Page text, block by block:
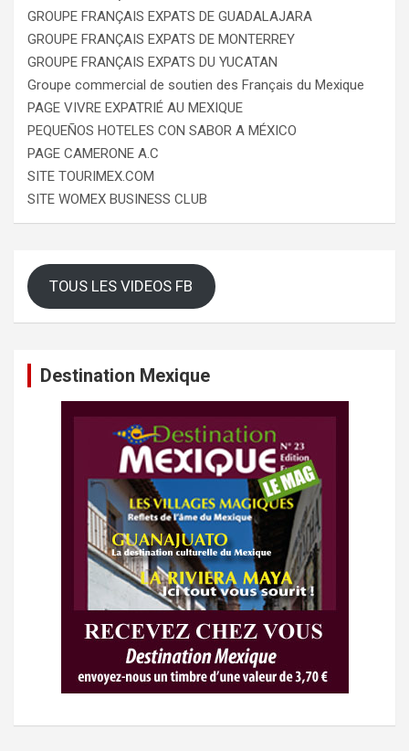
GROUPE FRANÇAIS EXPATS DE GUADALAJARA
GROUPE FRANÇAIS EXPATS DE MONTERREY
GROUPE FRANÇAIS EXPATS DU YUCATAN
Groupe commercial de soutien des Français du Mexique
PAGE VIVRE EXPATRIÉ AU MEXIQUE
PEQUEÑOS HOTELES CON SABOR A MÉXICO
PAGE CAMERONE A.C
SITE TOURIMEX.COM
SITE WOMEX BUSINESS CLUB
TOUS LES VIDEOS FB
Destination Mexique